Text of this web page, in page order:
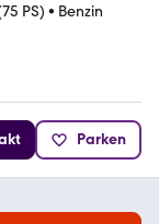
PS) • Benzin
Parken